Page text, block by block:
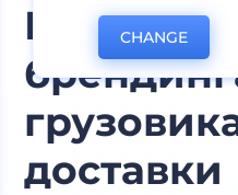
Мокапы
доставки
CHANGE